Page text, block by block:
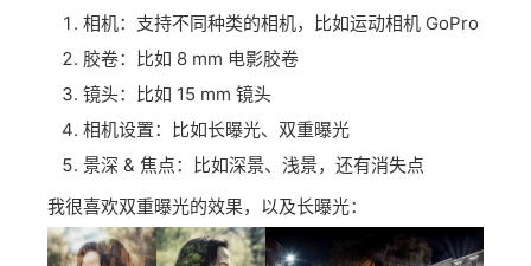
相机：支持不同种类的相机，比如运动相机 GoPro
胶卷：比如 8 mm 电影胶卷
镜头：比如 15 mm 镜头
相机设置：比如长曝光、双重曝光
景深 & 焦点：比如深景、浅景，还有消失点
我很喜欢双重曝光的效果，以及长曝光：